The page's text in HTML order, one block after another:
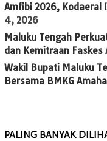
Amfibi 2026, Kodaeral
4, 2026
Maluku Tengah
dan Kemitraan Faskes
Wakil Bupati Maluku
Bersama BMKG
PALING BANYAK